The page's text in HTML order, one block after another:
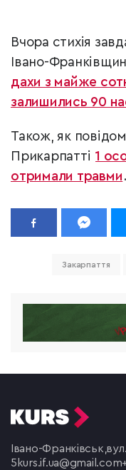
Вчора стихія
Івано-
дахи з майже
залишились 90
Також, як
Прикарпатті 1
отримали травми .
Закарпаття
Івано-Франківськ,
5 kurs.if.ua@gmail.com